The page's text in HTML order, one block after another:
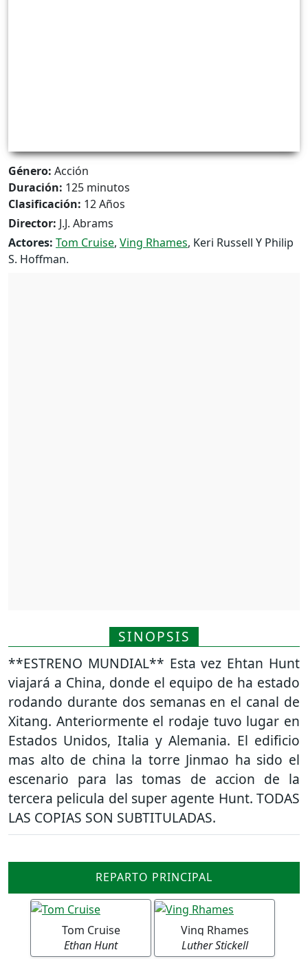
Género: Acción
Duración: 125 minutos
Clasificación: 12 Años
Director: J.J. Abrams
Actores: Tom Cruise, Ving Rhames, Keri Russell Y Philip
S. Hoffman.
SINOPSIS
**ESTRENO MUNDIAL** Esta vez Ehtan Hunt
viajará a China, donde el equipo de ha estado
rodando durante dos semanas en el canal de
Xitang. Anteriormente el rodaje tuvo lugar en
Estados Unidos, Italia y Alemania. El edificio
mas alto de china la torre Jinmao ha sido el
escenario para las tomas de accion de la
tercera pelicula del super agente Hunt. TODAS
LAS COPIAS SON SUBTITULADAS.
REPARTO PRINCIPAL
Tom Cruise
Ethan Hunt
Ving Rhames
Luther Stickell